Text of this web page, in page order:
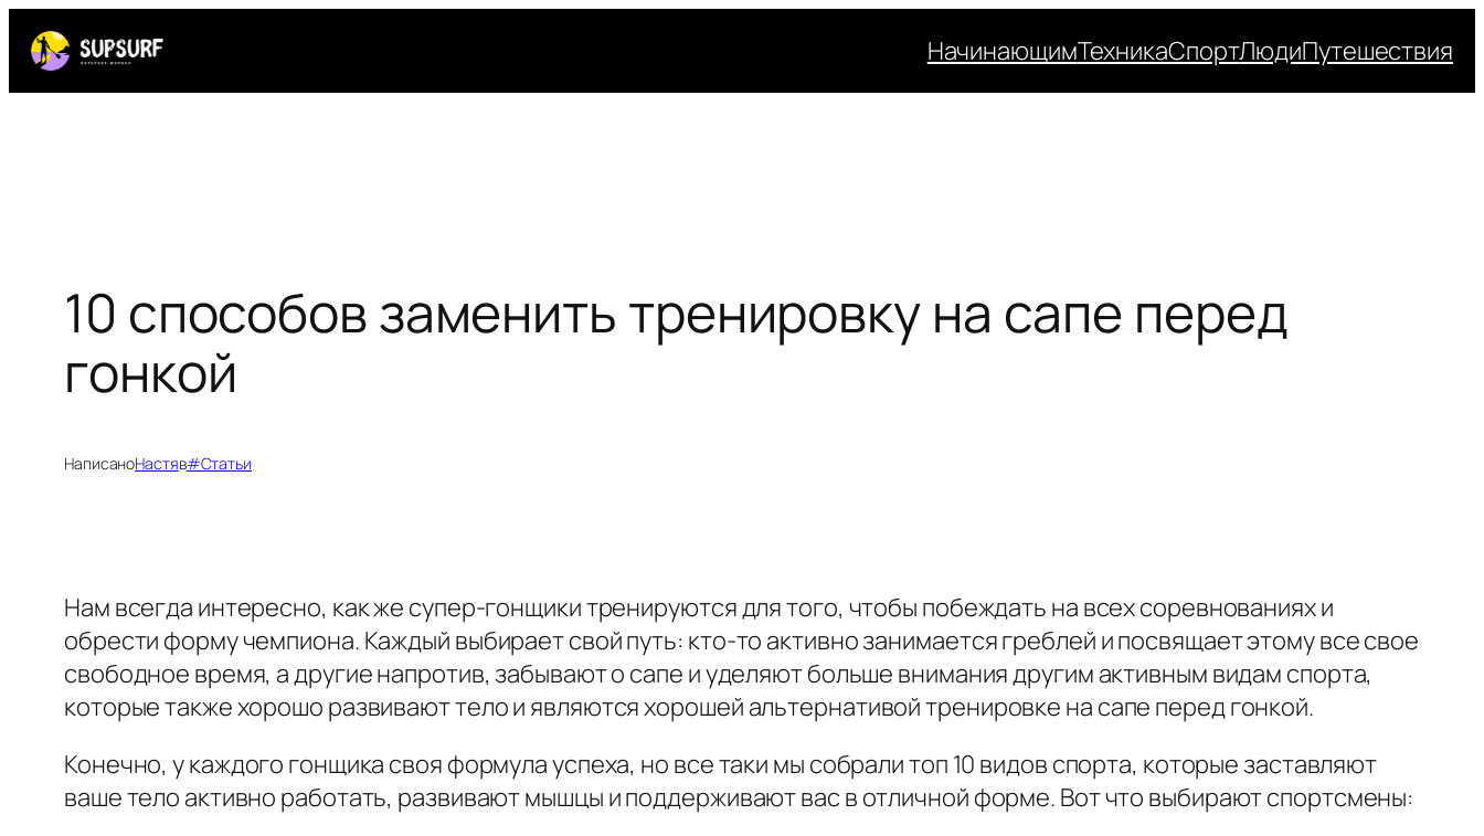
Перейти
содержимому
НачинающимТехникаСпортЛюдиПутешествия
10 способов заменить тренировку на сапе перед
гонкой
НаписаноНастяв#Статьи
Нам всегда интересно, как же супер-гонщики тренируются для того, чтобы побеждать на всех соревнованиях и
обрести форму чемпиона. Каждый выбирает свой путь: кто-то активно занимается греблей и посвящает этому все свое
свободное время, а другие напротив, забывают о сапе и уделяют больше внимания другим активным видам спорта,
которые также хорошо развивают тело и являются хорошей альтернативой тренировке на сапе перед гонкой.
Конечно, у каждого гонщика своя формула успеха, но все таки мы собрали топ 10 видов спорта, которые заставляют
ваше тело активно работать, развивают мышцы и поддерживают вас в отличной форме. Вот что выбирают спортсмены: